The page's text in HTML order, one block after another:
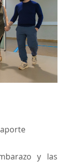
y las